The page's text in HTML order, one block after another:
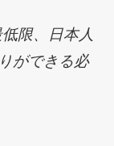
限、日本人
ができる必